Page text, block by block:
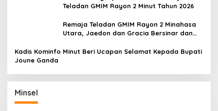
Teladan GMIM Rayon 2 Minut Tahun 2026
Remaja Teladan GMIM Rayon 2 Minahasa
Utara, Jaedon dan Gracia Bersinar dan
Kadis Kominfo Minut Beri Ucapan Selamat Kepada Bupati
Joune Ganda
Minsel